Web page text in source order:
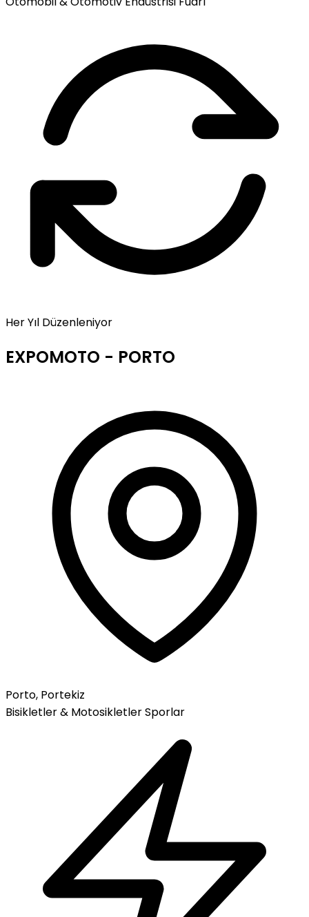
Her Yıl Düzenleniyor
EXPOMOTO - PORTO
Porto, Portekiz
Bisikletler & MotosikletlerSporlar